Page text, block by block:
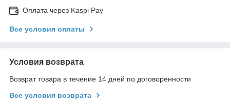
Оплата через Kaspi Pay
Все условия оплаты
Условия возврата
Возврат товара в течение 14 дней по договоренности
Все условия возврата